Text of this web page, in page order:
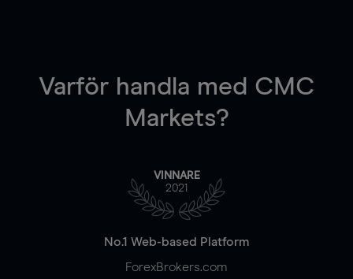
Varför handla med CMC
Markets?
VINNARE
2021
No.1 Web-based Platform
ForexBrokers.com